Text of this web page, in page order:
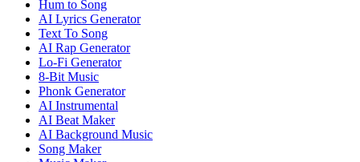
Hum to Song
AI Lyrics Generator
Text To Song
AI Rap Generator
Lo-Fi Generator
8-Bit Music
Phonk Generator
AI Instrumental
AI Beat Maker
AI Background Music
Song Maker